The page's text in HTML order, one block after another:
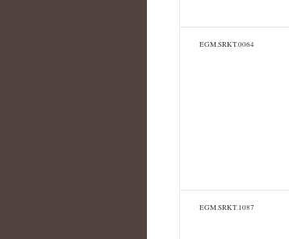
EGM.SRKT.0064
EGM.SRKT.1087